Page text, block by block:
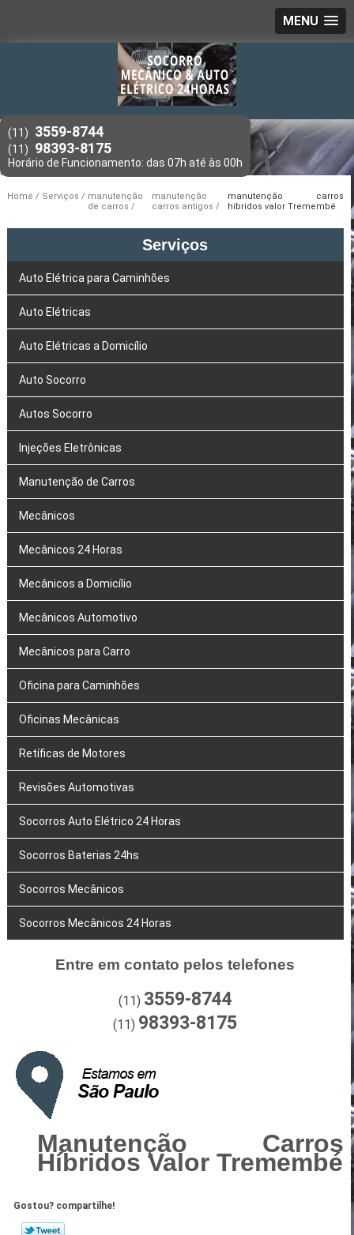
MENU
(11) 3559-8744
(11) 98393-8175
Home Serviços
manutenção
de carros
manutenção
carros antigos
manutenção carros
híbridos valor Tremembé
Serviços
Auto Elétrica para Caminhões
Auto Elétricas
Auto Elétricas a Domicílio
Auto Socorro
Autos Socorro
Injeções Eletrônicas
Manutenção de Carros
Mecânicos
Mecânicos 24 Horas
Mecânicos a Domicílio
Mecânicos Automotivo
Mecânicos para Carro
Oficina para Caminhões
Oficinas Mecânicas
Retíficas de Motores
Revisões Automotivas
Socorros Auto Elétrico 24 Horas
Socorros Baterias 24hs
Socorros Mecânicos
Socorros Mecânicos 24 Horas
Entre em contato pelos telefones
(11) 3559-8744
(11) 98393-8175
Manutenção Carros
Híbridos Valor Tremembé
Gostou? compartilhe!